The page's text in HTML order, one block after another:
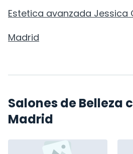
Estetica avanzada Jessica
Madrid
Salones de Belleza
Madrid